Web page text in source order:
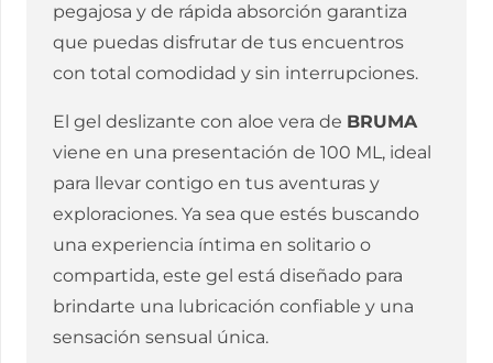
pegajosa y de rápida absorción garantiza
que puedas disfrutar de tus encuentros
con total comodidad y sin interrupciones.
El gel deslizante con aloe vera de BRUMA
viene en una presentación de 100 ML, ideal
para llevar contigo en tus aventuras y
exploraciones. Ya sea que estés buscando
una experiencia íntima en solitario o
compartida, este gel está diseñado para
brindarte una lubricación confiable y una
sensación sensual única.